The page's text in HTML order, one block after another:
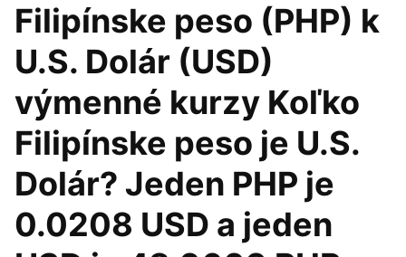
Filipínske peso (PHP) k
U.S. Dolár (USD)
výmenné kurzy Koľko
Filipínske peso je U.S.
Dolár? Jeden PHP je
0.0208 USD a jeden